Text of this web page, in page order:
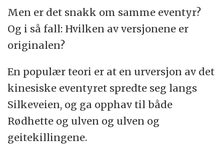
Men er det snakk om samme eventyr?
Og i så fall: Hvilken av versjonene er
originalen?
En populær teori er at en urversjon av det
kinesiske eventyret spredte seg langs
Silkeveien, og ga opphav til både
Rødhette og ulven og ulven og
geitekillingene.